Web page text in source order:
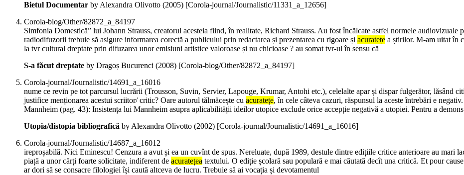
Bietul Documentar by Alexandra Olivotto (2005) [Corola-journal/Journalistic/11331_a_12656]
Corola-blog/Other/82872_a_84197
Simfonia Domestică” lui Johann Strauss, creatorul acesteia fiind, în realitate, Richard Strauss. Au fost încălcate astfel normele
radiodifuzorii trebuie să asigure informarea corectă a publicului prin redactarea și prezentarea cu rigoare și acuratețe a știrilor. M-am uitat în
la tvr cultural dreptate prin difuzarea unor emisiuni artistice valoroase și nu chicioase ? au somat tvr-ul în sensu că
S-a făcut dreptate by Dragoș Bucurenci (2008) [Corola-blog/Other/82872_a_84197]
Corola-journal/Journalistic/14691_a_16016
nume ce revin pe tot parcursul lucrării (Trousson, Suvin, Servier, Lapouge, Krumar, Antohi etc.), celelalte apar și dispar fulgerător, lăsând
justifice menționarea acestui scriitor/ critic? Oare autorul tălmăcește cu acuratețe, în cele câteva cazuri, răspunsul la aceste întrebări e
Mannheim (pag. 43): Insistența lui Mannheim asupra aplicabilității ideilor utopice exclude orice accepție negativă a utopiei. Pentru a
Utopia/distopia bibliografică by Alexandra Olivotto (2002) [Corola-journal/Journalistic/14691_a_16016]
Corola-journal/Journalistic/14687_a_16012
ireproșabilă. Nici Eminescu! Cenzura a avut și ea un cuvînt de spus. Nereluate, după 1989, destule dintre edițiile critice anterioare au mari
piață a unor cărți foarte solicitate, indiferent de acuratețea textului. O ediție școlară sau populară e mai căutată decît una critică. Et pour
ar dori să se consacre filologiei își caută altceva de lucru. Trebuie să ai vocația și devotamentul